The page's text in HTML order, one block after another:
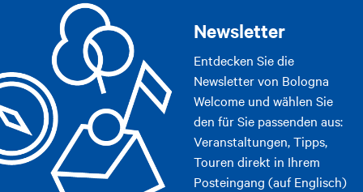
Newsletter
Entdecken Sie die
Newsletter von Bologna
Welcome und wählen Sie
den für Sie passenden aus:
Veranstaltungen, Tipps,
Touren direkt in Ihrem
Posteingang (auf Englisch)